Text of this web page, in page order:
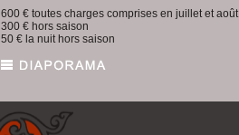
600 € toutes charges comprises en juillet et août
300 € hors saison
50 € la nuit hors saison